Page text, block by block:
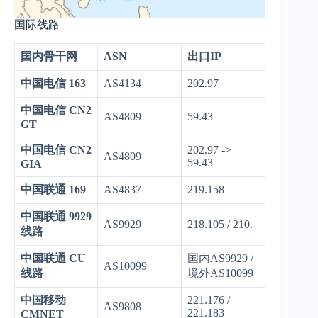
国际线路
国内骨干网 ASN 出口IP
中国电信 163 AS4134 202.97
中国电信 CN2
GT
AS4809 59.43
中国电信 CN2
GIA
AS4809
202.97 ->
59.43
中国联通 169 AS4837 219.158
中国联通 9929
线路
AS9929 218.105 / 210.
中国联通 CU
线路
AS10099
国内AS9929 /
境外AS10099
中国移动
CMNET
AS9808
221.176 /
221.183